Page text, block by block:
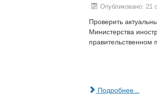
Опубликовано: 21
Проверить
Министерства
правительственном
Подробнее...